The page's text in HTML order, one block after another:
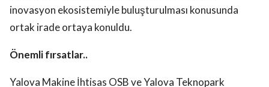
inovasyon ekosistemiyle buluşturulması konusunda
ortak irade ortaya konuldu.
Önemli fırsatlar..
Yalova Makine İhtisas OSB ve Yalova Teknopark